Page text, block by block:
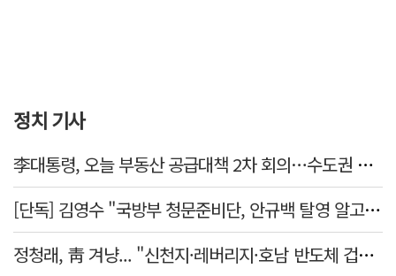
정치 기사
李대통령, 오늘 부동산 공급대책 2차 회의…수도권 공급안 논의
[단독] 김영수 "국방부 청문준비단, 안규백 탈영 알고있었다"
정청래, 靑 겨냥... "신천지·레버리지·호남 반도체 겁박 사과하라"